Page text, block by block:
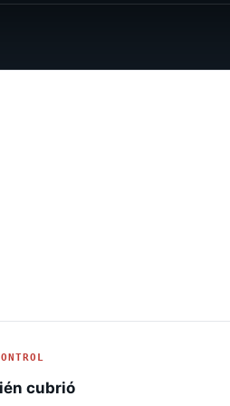
cubrió